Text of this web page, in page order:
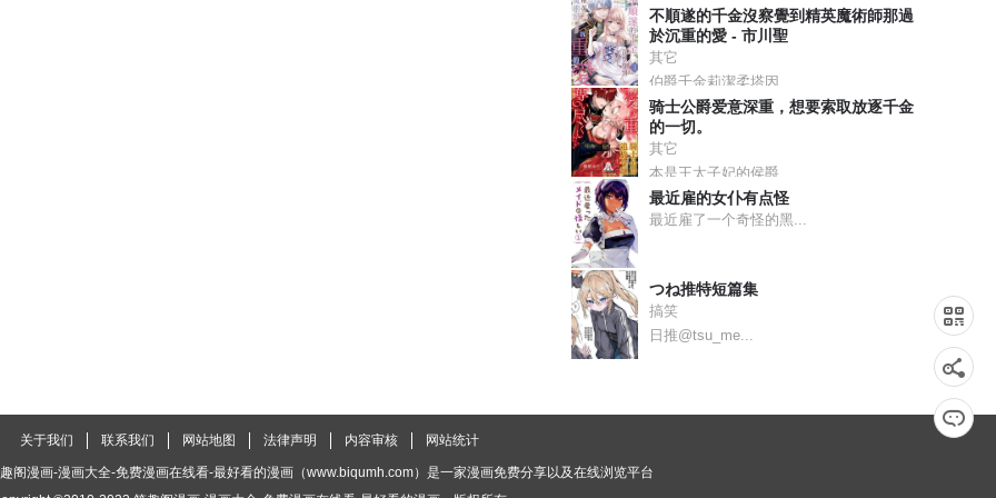
不順遂的千金沒察覺到精英魔術師那過
於沉重的愛 - 市川聖
其它
伯爵千金莉潔柔塔因...
骑士公爵爱意深重，想要索取放逐千金
的一切。
其它
本是王太子妃的侯爵...
最近雇的女仆有点怪
最近雇了一个奇怪的黑...
つね推特短篇集
搞笑
日推@tsu_me...
关于我们 联系我们 网站地图 法律声明 内容审核 网站统计
阁漫画-漫画大全-免费漫画在线看-最好看的漫画（www.biqumh.com）是一家漫画免费分享以及在线浏览平台